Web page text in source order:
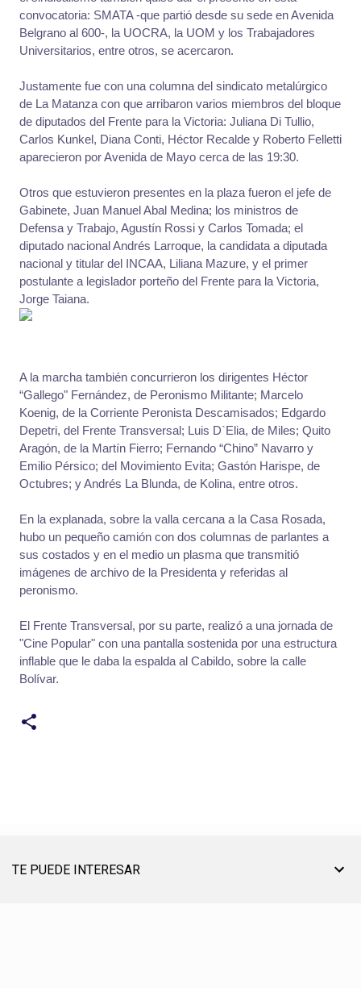
convocatoria: SMATA -que partió desde su sede en Avenida
Belgrano al 600-, la UOCRA, la UOM y los Trabajadores
Universitarios, entre otros, se acercaron.
Justamente fue con una columna del sindicato metalúrgico
de La Matanza con que arribaron varios miembros del bloque
de diputados del Frente para la Victoria: Juliana Di Tullio,
Carlos Kunkel, Diana Conti, Héctor Recalde y Roberto Felletti
aparecieron por Avenida de Mayo cerca de las 19:30.
Otros que estuvieron presentes en la plaza fueron el jefe de
Gabinete, Juan Manuel Abal Medina; los ministros de
Defensa y Trabajo, Agustín Rossi y Carlos Tomada; el
diputado nacional Andrés Larroque, la candidata a diputada
nacional y titular del INCAA, Liliana Mazure, y el primer
postulante a legislador porteño del Frente para la Victoria,
Jorge Taiana.
A la marcha también concurrieron los dirigentes Héctor
“Gallego" Fernández, de Peronismo Militante; Marcelo
Koenig, de la Corriente Peronista Descamisados; Edgardo
Depetri, del Frente Transversal; Luis D`Elia, de Miles; Quito
Aragón, de la Martín Fierro; Fernando “Chino” Navarro y
Emilio Pérsico; del Movimiento Evita; Gastón Harispe, de
Octubres; y Andrés La Blunda, de Kolina, entre otros.
En la explanada, sobre la valla cercana a la Casa Rosada,
hubo un pequeño camión con dos columnas de parlantes a
sus costados y en el medio un plasma que transmitió
imágenes de archivo de la Presidenta y referidas al
peronismo.
El Frente Transversal, por su parte, realizó a una jornada de
"Cine Popular" con una pantalla sostenida por una estructura
inflable que le daba la espalda al Cabildo, sobre la calle
Bolívar.
TE PUEDE INTERESAR